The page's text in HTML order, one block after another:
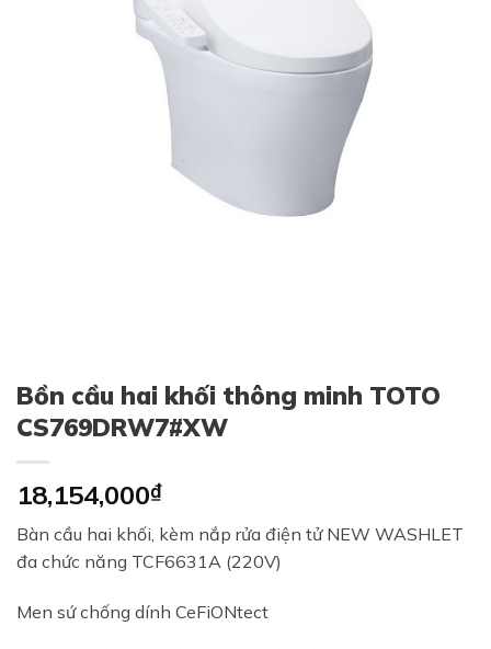
Bồn cầu hai khối thông minh TOTO
CS769DRW7#XW
18,154,000₫
Bàn cầu hai khối, kèm nắp rửa điện tử NEW WASHLET
đa chức năng TCF6631A (220V)
Men sứ chống dính CeFiONtect